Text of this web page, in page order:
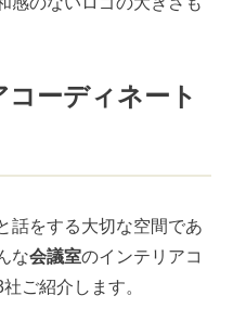
ーディネート
話をする大切な空間であ
な会議室のインテリアコ
ご紹介します。